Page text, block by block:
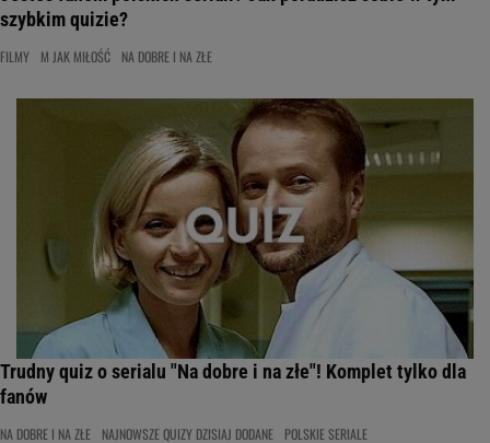
szybkim quizie?
FILMY M JAK MIŁOŚĆ NA DOBRE I NA ZŁE
Trudny quiz o serialu "Na dobre i na złe"! Komplet tylko dla
fanów
NA DOBRE I NA ZŁE NAJNOWSZE QUIZY DZISIAJ DODANE POLSKIE SERIALE